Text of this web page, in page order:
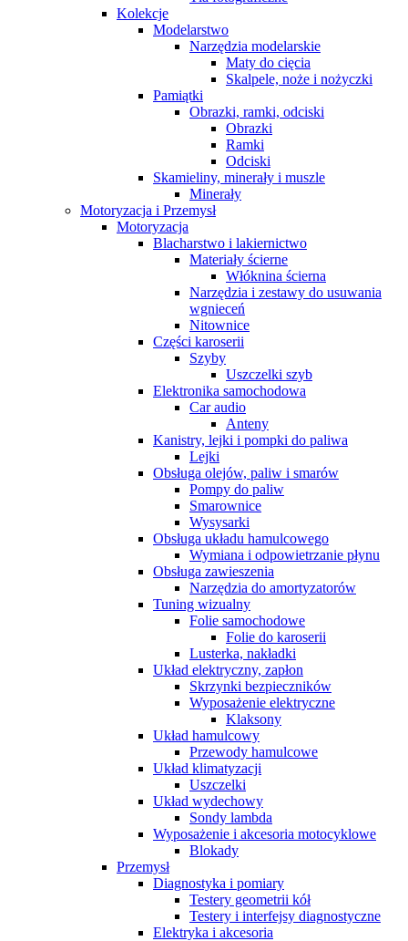
Kolekcje
Modelarstwo
Narzędzia modelarskie
Maty do cięcia
Skalpele, noże i nożyczki
Pamiątki
Obrazki, ramki, odciski
Obrazki
Ramki
Odciski
Skamieliny, minerały i muszle
Minerały
Motoryzacja i Przemysł
Motoryzacja
Blacharstwo i lakiernictwo
Materiały ścierne
Włóknina ścierna
Narzędzia i zestawy do usuwania
wgnieceń
Nitownice
Części karoserii
Szyby
Uszczelki szyb
Elektronika samochodowa
Car audio
Anteny
Kanistry, lejki i pompki do paliwa
Lejki
Obsługa olejów, paliw i smarów
Pompy do paliw
Smarownice
Wysysarki
Obsługa układu hamulcowego
Wymiana i odpowietrzanie płynu
Obsługa zawieszenia
Narzędzia do amortyzatorów
Tuning wizualny
Folie samochodowe
Folie do karoserii
Lusterka, nakładki
Układ elektryczny, zapłon
Skrzynki bezpieczników
Wyposażenie elektryczne
Klaksony
Układ hamulcowy
Przewody hamulcowe
Układ klimatyzacji
Uszczelki
Układ wydechowy
Sondy lambda
Wyposażenie i akcesoria motocyklowe
Blokady
Przemysł
Diagnostyka i pomiary
Testery geometrii kół
Testery i interfejsy diagnostyczne
Elektryka i akcesoria